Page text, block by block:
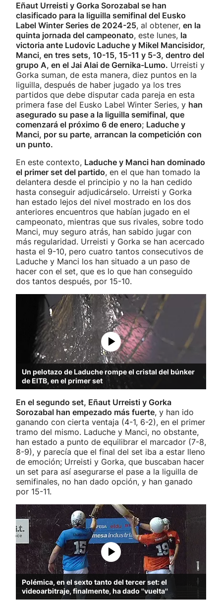
Eñaut Urreisti y Gorka Sorozabal se han
clasificado para la liguilla semifinal del Eusko
Label Winter Series de 2024-25, al obtener, en la
quinta jornada del campeonato, este lunes, la
victoria ante Ludovic Laduche y Mikel Mancisidor,
Manci, en tres sets, 10-15, 15-11 y 5-3, dentro del
grupo A, en el Jai Alai de Gernika-Lumo. Urreisti y
Gorka suman, de esta manera, diez puntos en la
liguilla, después de haber jugado ya los tres
partidos que debe disputar cada pareja en esta
primera fase del Eusko Label Winter Series, y han
asegurado su pase a la liguilla semifinal, que
comenzará el próximo 6 de enero; Laduche y
Manci, por su parte, arrancan la competición con
un punto.
En este contexto, Laduche y Manci han dominado
el primer set del partido, en el que han tomado la
delantera desde el principio y no la han cedido
hasta conseguir adjudicárselo. Urreisti y Gorka
han estado lejos del nivel mostrado en los dos
anteriores encuentros que habían jugado en el
campeonato, mientras que sus rivales, sobre todo
Manci, muy seguro atrás, han sabido jugar con
más regularidad. Urreisti y Gorka se han acercado
hasta el 9-10, pero cuatro tantos consecutivos de
Laduche y Manci los han situado a un paso de
hacer con el set, que es lo que han conseguido
dos tantos después, por 15-10.
Un pelotazo de Laduche rompe el cristal del búnker
de EITB, en el primer set
En el segundo set, Eñaut Urreisti y Gorka
Sorozabal han empezado más fuerte, y han ido
ganando con cierta ventaja (4-1, 6-2), en el primer
tramo del mismo. Laduche y Manci, no obstante,
han estado a punto de equilibrar el marcador (7-8,
8-9), y parecía que el final del set iba a estar lleno
de emoción; Urreisti y Gorka, que buscaban hacer
un set para así asegurarse el pase a la liguilla de
semifinales, no han dado opción, y han ganado
por 15-11.
Polémica, en el sexto tanto del tercer set: el
videoarbitraje, finalmente, ha dado ''vuelta''